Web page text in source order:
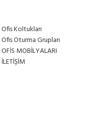
Ofis Koltukları
Ofis Oturma Grupları
OFİS MOBİLYALARI
İLETİŞİM